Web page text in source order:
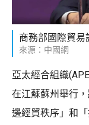
商務部國際貿易
來源：中國網
亞太經合組織
在江蘇蘇州舉行
邊經貿秩序」和